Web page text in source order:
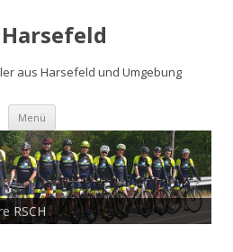
Harsefeld
aus Harsefeld und Umgebung
Menü Zum
springen
RSCH